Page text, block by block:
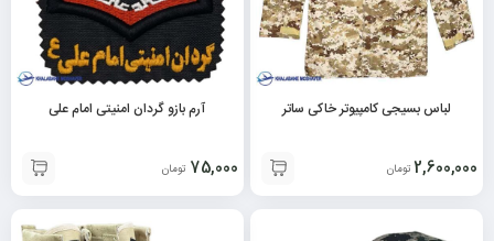
لباس بسیجی کامپیوتر خاکی ساتر
2,600,000 تومان
آرم بازو گردان امنیتی امام علی
75,000 تومان